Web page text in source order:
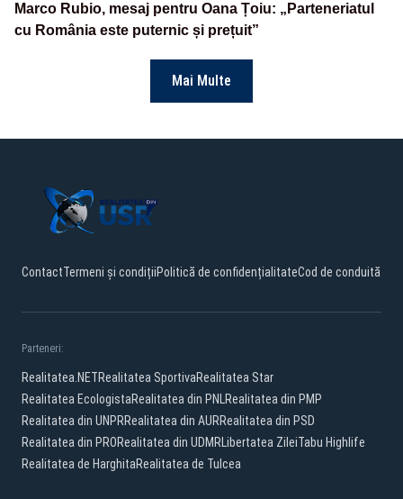
Marco Rubio, mesaj pentru Oana Țoiu: „Parteneriatul
cu România este puternic și prețuit”
Mai Multe
ContactTermeni și condițiiPolitică de confidențialitateCod de conduită
Parteneri:
Realitatea.NETRealitatea SportivaRealitatea Star
Realitatea EcologistaRealitatea din PNLRealitatea din PMP
Realitatea din UNPRRealitatea din AURRealitatea din PSD
Realitatea din PRORealitatea din UDMRLibertatea ZileiTabu Highlife
Realitatea de HarghitaRealitatea de Tulcea